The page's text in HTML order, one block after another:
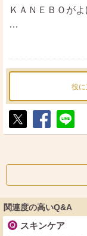
ＫＡＮＥＢＯが
肌質がわからな
あくまでご参考役に
ポ
シ
送
関連度の高いQ&A
スキンケア